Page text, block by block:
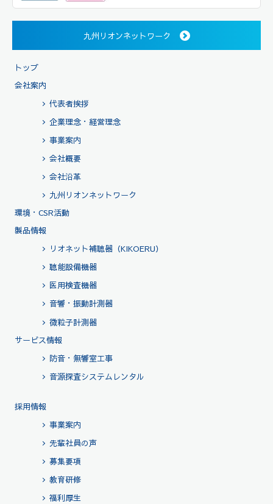
九州リオンネットワーク
トップ
会社案内
代表者挨拶
企業理念・経営理念
事業案内
会社概要
会社沿革
九州リオンネットワーク
環境・CSR活動
製品情報
リオネット補聴器（KIKOERU）
聴能設備機器
医用検査機器
音響・振動計測器
微粒子計測器
サービス情報
防音・無響室工事
音源探査システムレンタル
採用情報
事業案内
先輩社員の声
募集要項
教育研修
福利厚生